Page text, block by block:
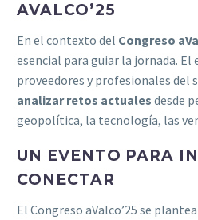
AVALCO’25
En el contexto del Congreso
esencial para guiar la jornada. El
proveedores y profesionales del
analizar retos actuales desde
geopolítica, la tecnología, las
UN EVENTO PARA
CONECTAR
El Congreso aValco’25 se